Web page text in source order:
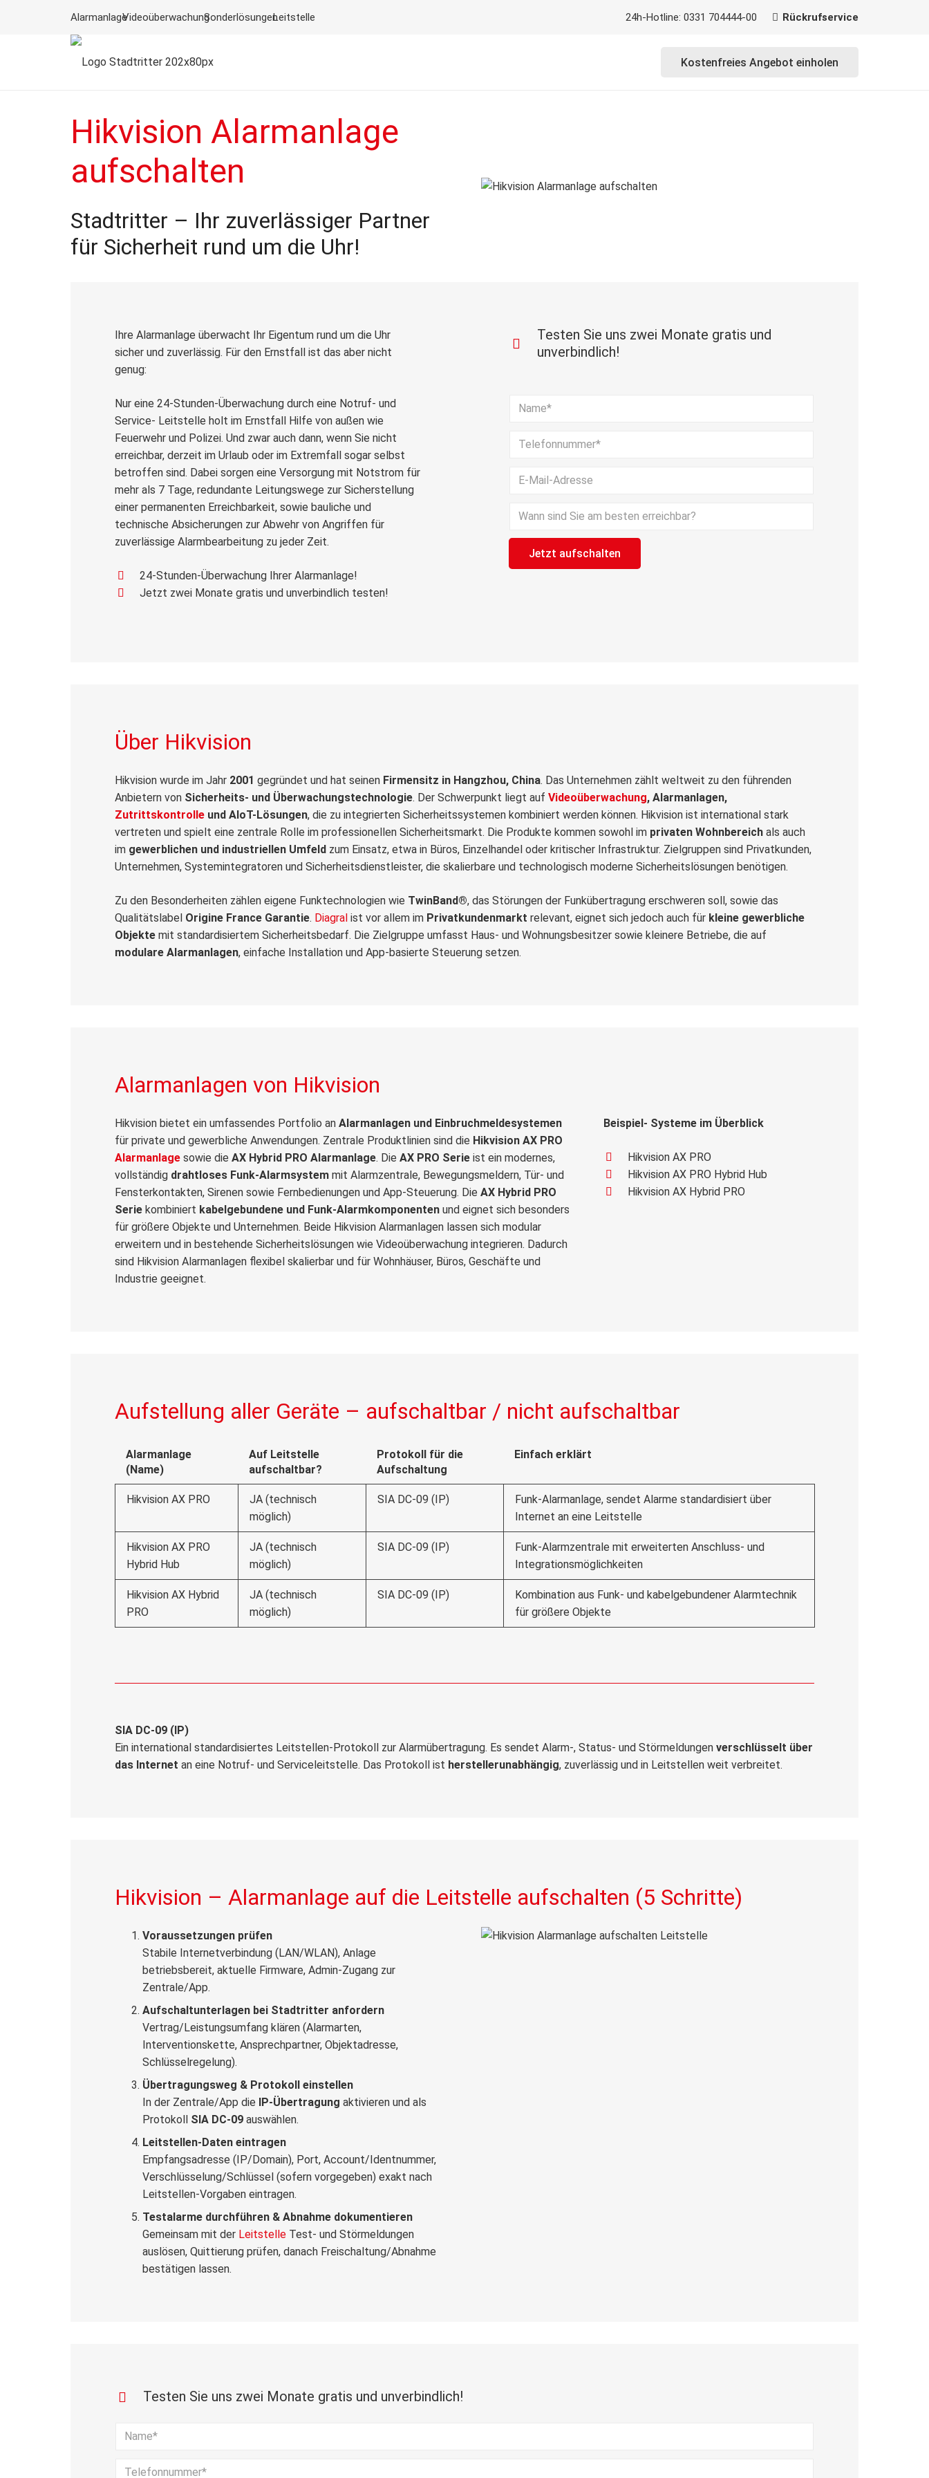
AlarmanlageVideoüberwachungSonderlösungenLeitstelle 24h-Hotline: 0331 704444-00 Rückrufservice
Kostenfreies Angebot einholen
Hikvision Alarmanlage
aufschalten
Stadtritter – Ihr zuverlässiger Partner
für Sicherheit rund um die Uhr!
Ihre Alarmanlage überwacht Ihr Eigentum rund um die Uhr
sicher und zuverlässig. Für den Ernstfall ist das aber nicht
genug:
Nur eine 24-Stunden-Überwachung durch eine Notruf- und
Service- Leitstelle holt im Ernstfall Hilfe von außen wie
Feuerwehr und Polizei. Und zwar auch dann, wenn Sie nicht
erreichbar, derzeit im Urlaub oder im Extremfall sogar selbst
betroffen sind. Dabei sorgen eine Versorgung mit Notstrom für
mehr als 7 Tage, redundante Leitungswege zur Sicherstellung
einer permanenten Erreichbarkeit, sowie bauliche und
technische Absicherungen zur Abwehr von Angriffen für
zuverlässige Alarmbearbeitung zu jeder Zeit.
24-Stunden-Überwachung Ihrer Alarmanlage!
Jetzt zwei Monate gratis und unverbindlich testen!
Testen Sie uns zwei Monate gratis und
unverbindlich!
Bitte lasse dieses Feld leer.
Über Hikvision
Hikvision wurde im Jahr 2001 gegründet und hat seinen Firmensitz in Hangzhou, China. Das Unternehmen zählt weltweit zu den führenden
Anbietern von Sicherheits- und Überwachungstechnologie. Der Schwerpunkt liegt auf Videoüberwachung, Alarmanlagen,
Zutrittskontrolle und AIoT-Lösungen, die zu integrierten Sicherheitssystemen kombiniert werden können. Hikvision ist international stark
vertreten und spielt eine zentrale Rolle im professionellen Sicherheitsmarkt. Die Produkte kommen sowohl im privaten Wohnbereich als auch
im gewerblichen und industriellen Umfeld zum Einsatz, etwa in Büros, Einzelhandel oder kritischer Infrastruktur. Zielgruppen sind Privatkunden,
Unternehmen, Systemintegratoren und Sicherheitsdienstleister, die skalierbare und technologisch moderne Sicherheitslösungen benötigen.
Zu den Besonderheiten zählen eigene Funktechnologien wie TwinBand®, das Störungen der Funkübertragung erschweren soll, sowie das
Qualitätslabel Origine France Garantie. Diagral ist vor allem im Privatkundenmarkt relevant, eignet sich jedoch auch für kleine gewerbliche
Objekte mit standardisiertem Sicherheitsbedarf. Die Zielgruppe umfasst Haus- und Wohnungsbesitzer sowie kleinere Betriebe, die auf
modulare Alarmanlagen, einfache Installation und App-basierte Steuerung setzen.
Alarmanlagen von Hikvision
Hikvision bietet ein umfassendes Portfolio an Alarmanlagen und Einbruchmeldesystemen
für private und gewerbliche Anwendungen. Zentrale Produktlinien sind die Hikvision AX PRO
Alarmanlage sowie die AX Hybrid PRO Alarmanlage. Die AX PRO Serie ist ein modernes,
vollständig drahtloses Funk-Alarmsystem mit Alarmzentrale, Bewegungsmeldern, Tür- und
Fensterkontakten, Sirenen sowie Fernbedienungen und App-Steuerung. Die AX Hybrid PRO
Serie kombiniert kabelgebundene und Funk-Alarmkomponenten und eignet sich besonders
für größere Objekte und Unternehmen. Beide Hikvision Alarmanlagen lassen sich modular
erweitern und in bestehende Sicherheitslösungen wie Videoüberwachung integrieren. Dadurch
sind Hikvision Alarmanlagen flexibel skalierbar und für Wohnhäuser, Büros, Geschäfte und
Industrie geeignet.
Beispiel- Systeme im Überblick
Hikvision AX PRO
Hikvision AX PRO Hybrid Hub
Hikvision AX Hybrid PRO
Aufstellung aller Geräte – aufschaltbar / nicht aufschaltbar
Alarmanlage
(Name)
Auf Leitstelle
aufschaltbar?
Protokoll für die
Aufschaltung
Einfach erklärt
Hikvision AX PRO
JA (technisch
möglich)
SIA DC-09 (IP)
Funk-Alarmanlage, sendet Alarme standardisiert über
Internet an eine Leitstelle
Hikvision AX PRO
Hybrid Hub
JA (technisch
möglich)
SIA DC-09 (IP)
Funk-Alarmzentrale mit erweiterten Anschluss- und
Integrationsmöglichkeiten
Hikvision AX Hybrid
PRO
JA (technisch
möglich)
SIA DC-09 (IP)
Kombination aus Funk- und kabelgebundener Alarmtechnik
für größere Objekte
SIA DC-09 (IP)
Ein international standardisiertes Leitstellen-Protokoll zur Alarmübertragung. Es sendet Alarm-, Status- und Störmeldungen verschlüsselt über
das Internet an eine Notruf- und Serviceleitstelle. Das Protokoll ist herstellerunabhängig, zuverlässig und in Leitstellen weit verbreitet.
Hikvision – Alarmanlage auf die Leitstelle aufschalten (5 Schritte)
Voraussetzungen prüfen
Stabile Internetverbindung (LAN/WLAN), Anlage
betriebsbereit, aktuelle Firmware, Admin-Zugang zur
Zentrale/App.
Aufschaltunterlagen bei Stadtritter anfordern
Vertrag/Leistungsumfang klären (Alarmarten,
Interventionskette, Ansprechpartner, Objektadresse,
Schlüsselregelung).
Übertragungsweg & Protokoll einstellen
In der Zentrale/App die IP-Übertragung aktivieren und als
Protokoll SIA DC-09 auswählen.
Leitstellen-Daten eintragen
Empfangsadresse (IP/Domain), Port, Account/Identnummer,
Verschlüsselung/Schlüssel (sofern vorgegeben) exakt nach
Leitstellen-Vorgaben eintragen.
Testalarme durchführen & Abnahme dokumentieren
Gemeinsam mit der Leitstelle Test- und Störmeldungen
auslösen, Quittierung prüfen, danach Freischaltung/Abnahme
bestätigen lassen.
Testen Sie uns zwei Monate gratis und unverbindlich!